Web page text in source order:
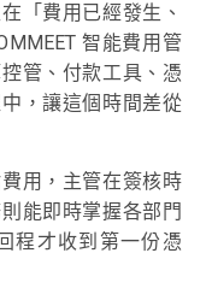
「費用已經發生、
智能費用管
管、付款工具、憑
，讓這個時間差從
用，主管在簽核時
能即時掌握各部門
程才收到第一份憑